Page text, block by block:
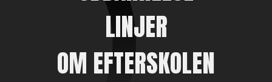
LINJER
OM EFTERSKOLEN